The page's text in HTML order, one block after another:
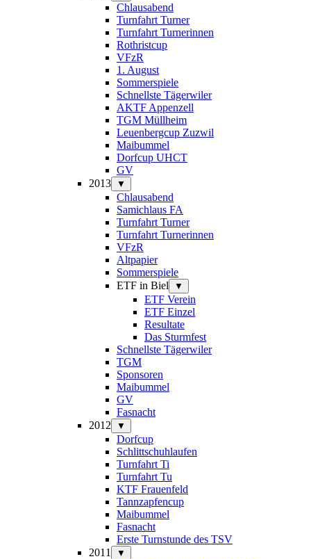
Chlausabend
Turnfahrt Turner
Turnfahrt Turnerinnen
Rothristcup
VFzR
1. August
Sommerspiele
Schnellste Tägerwiler
AKTF Appenzell
TGM Müllheim
Leuenbergcup Zuzwil
Maibummel
Dorfcup UHCT
GV
2013
▼
Chlausabend
Samichlaus FA
Turnfahrt Turner
Turnfahrt Turnerinnen
VFzR
Altpapier
Sommerspiele
ETF in Biel
▼
ETF Verein
ETF Einzel
Resultate
Das Sturmfest
Schnellste Tägerwiler
TGM
Sponsoren
Maibummel
GV
Fasnacht
2012
▼
Dorfcup
Schlittschuhlaufen
Turnfahrt Ti
Turnfahrt Tu
KTF Frauenfeld
Tannzapfencup
Maibummel
Fasnacht
Erste Turnstunde des TSV
2011
▼